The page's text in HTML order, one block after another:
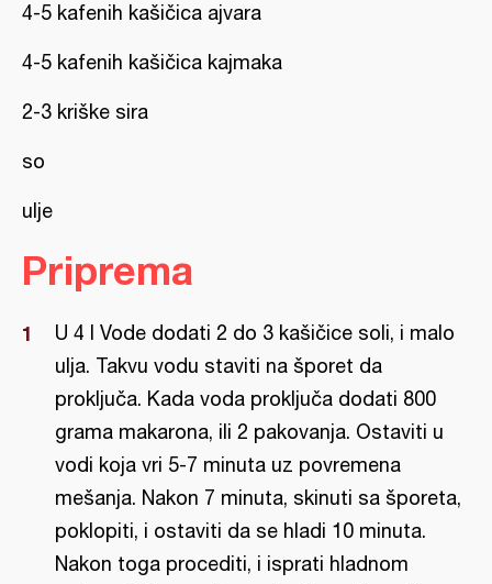
4-5 kafenih kašičica ajvara
4-5 kafenih kašičica kajmaka
2-3 kriške sira
so
ulje
Priprema
U 4 l Vode dodati 2 do 3 kašičice soli, i malo
ulja. Takvu vodu staviti na šporet da
proključa. Kada voda proključa dodati 800
grama makarona, ili 2 pakovanja. Ostaviti u
vodi koja vri 5-7 minuta uz povremena
mešanja. Nakon 7 minuta, skinuti sa šporeta,
poklopiti, i ostaviti da se hladi 10 minuta.
Nakon toga procediti, i isprati hladnom